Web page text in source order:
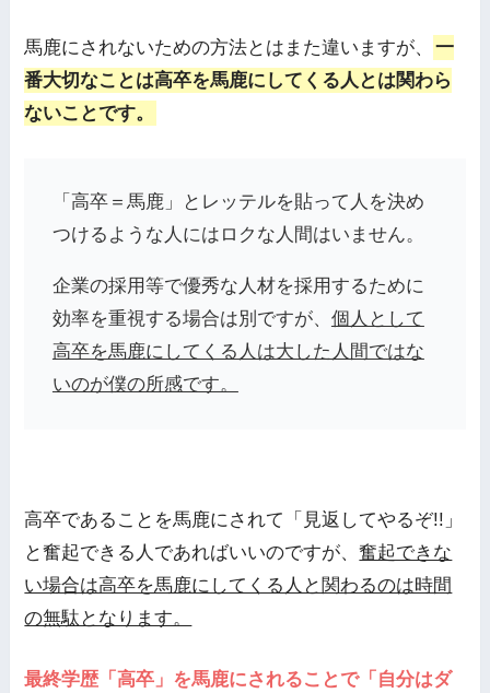
馬鹿にされないための方法とはまた違いますが、
一
番大切なことは高卒を馬鹿にしてくる人とは関わら
ないことです。
「高卒＝馬鹿」とレッテルを貼って人を決め
つけるような人にはロクな人間はいません。
企業の採用等で優秀な人材を採用するために
効率を重視する場合は別ですが、 個人として
高卒を馬鹿にしてくる人は大した人間ではな
いのが僕の所感です。
高卒であることを馬鹿にされて「見返してやるぞ!!」
と奮起できる人であればいいのですが、奮起できな
い場合は高卒を馬鹿にしてくる人と関わるのは時間
の無駄となります。
最終学歴「高卒」を馬鹿にされることで「自分はダ